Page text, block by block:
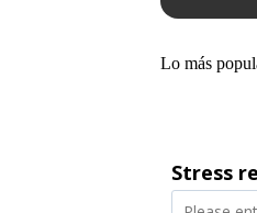
Lo más
Stress